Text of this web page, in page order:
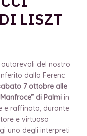
DI LISZT
del nostro
dalla Ferenc
7ottobre alle
di Palmi in
e raffinato, durante
e virtuoso
uno degli interpreti